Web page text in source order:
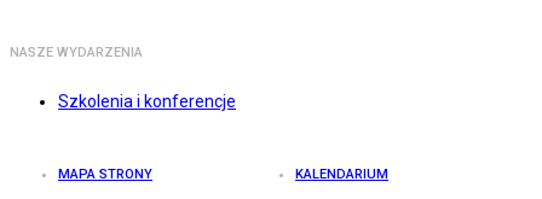
NASZE WYDARZENIA
Szkolenia i konferencje
MAPA STRONY KALENDARIUM